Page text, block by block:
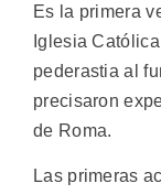
Es la primera
Iglesia
pederastia al
precisaron
de Roma.
Las primeras